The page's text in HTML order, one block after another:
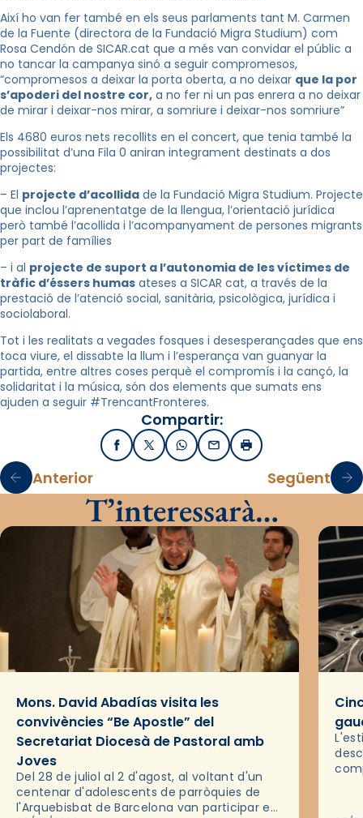
Així ho van fer també en els seus parlaments tant M. Carmen
de la Fuente (directora de la Fundació Migra Studium) com
Rosa Cendón de SICAR.cat que a més van convidar el públic a
no tancar la campanya sinó a seguir compromesos,
“compromesos a deixar la porta oberta, a no deixar que la por
s’apoderi del nostre cor, a no fer ni un pas enrera a no deixar
de mirar i deixar-nos mirar, a somriure i deixar-nos somriure”
Els 4680 euros nets recollits en el concert, que tenia també la
possibilitat d’una Fila 0 aniran integrament destinats a dos
projectes:
– El projecte d’acollida de la Fundació Migra Studium. Projecte
que inclou l’aprenentatge de la llengua, l’orientació jurídica
però també l’acollida i l’acompanyament de persones migrants
per part de famílies
– i al projecte de suport a l’autonomia de les víctimes de
tràfic d’éssers humas ateses a SICAR cat, a través de la
prestació de l’atenció social, sanitària, psicològica, jurídica i
sociolaboral.
Tot i les realitats a vegades fosques i desesperançades que ens
toca viure, el dissabte la llum i l’esperança van guanyar la
partida, entre altres coses perquè el compromís i la cançó, la
solidaritat i la música, són dos elements que sumats ens
ajuden a seguir #TrencantFronteres.
Compartir:
FacebookX / TwitterWhatsApp
EmailImprimir
Anterior Següent
T’interessarà…
Mons. David Abadías visita les
convivències “Be Apostle” del
Secretariat Diocesà de Pastoral amb
Joves
Del 28 de juliol al 2 d'agost, al voltant d'un
centenar d'adolescents de parròquies de
l'Arquebisbat de Barcelona van participar en